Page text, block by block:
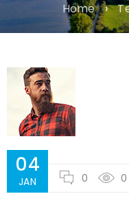
Home ›
04
JAN 0 0